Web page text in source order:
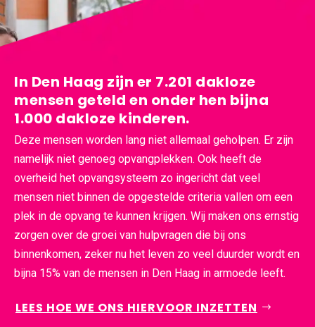
In Den Haag zijn er 7.201 dakloze
mensen geteld en onder hen bijna
1.000 dakloze kinderen.
Deze mensen worden lang niet allemaal geholpen. Er zijn
namelijk niet genoeg opvangplekken. Ook heeft de
overheid het opvangsysteem zo ingericht dat veel
mensen niet binnen de opgestelde criteria vallen om een
plek in de opvang te kunnen krijgen. Wij maken ons ernstig
zorgen over de groei van hulpvragen die bij ons
binnenkomen, zeker nu het leven zo veel duurder wordt en
bijna 15% van de mensen in Den Haag in armoede leeft.
LEES HOE WE ONS HIERVOOR INZETTEN